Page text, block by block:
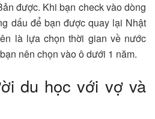
được. Khi bạn check vào dòng
dấu để bạn được quay lại Nhật
là lựa chọn thời gian về nước
nên chọn vào ô dưới 1 năm.
du học với vợ và